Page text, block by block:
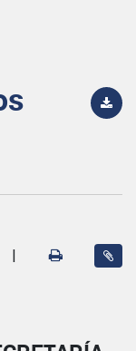
|